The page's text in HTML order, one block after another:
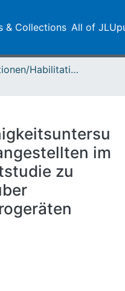
& Collections All of
Dissertationen/Habilitationen
im
zu